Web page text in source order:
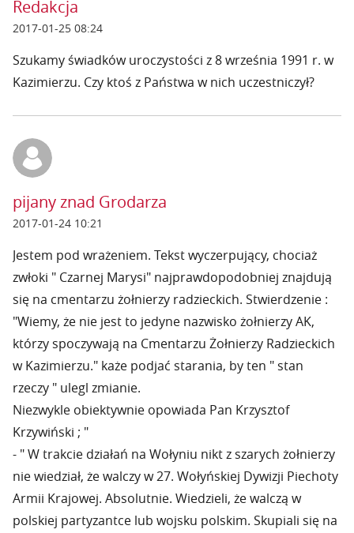
Redakcja
2017-01-25 08:24
Szukamy świadków uroczystości z 8 września 1991 r. w
Kazimierzu. Czy ktoś z Państwa w nich uczestniczył?
pijany znad Grodarza
2017-01-24 10:21
Jestem pod wrażeniem. Tekst wyczerpujący, chociaż
zwłoki " Czarnej Marysi" najprawdopodobniej znajdują
się na cmentarzu żołnierzy radzieckich. Stwierdzenie :
"Wiemy, że nie jest to jedyne nazwisko żołnierzy AK,
którzy spoczywają na Cmentarzu Żołnierzy Radzieckich
w Kazimierzu." każe podjać starania, by ten " stan
rzeczy " ulegl zmianie.
Niezwykle obiektywnie opowiada Pan Krzysztof
Krzywiński ; "
- " W trakcie działań na Wołyniu nikt z szarych żołnierzy
nie wiedział, że walczy w 27. Wołyńskiej Dywizji Piechoty
Armii Krajowej. Absolutnie. Wiedzieli, że walczą w
polskiej partyzantce lub wojsku polskim. Skupiali się na